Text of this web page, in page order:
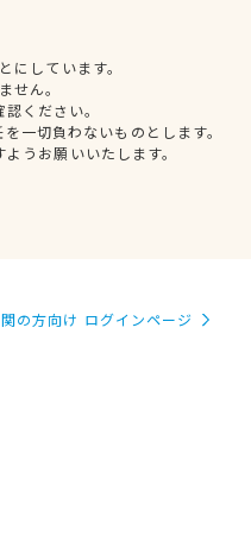
しています。
せん。
ください。
一切負わないものとします。
うお願いいたします。
の方向け ログインページ